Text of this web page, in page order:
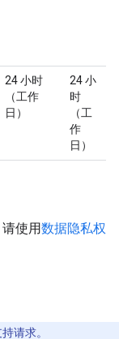
24 小时
（工作
日）
24 小
时
（工
作
日）
使用数据隐私权
请求。